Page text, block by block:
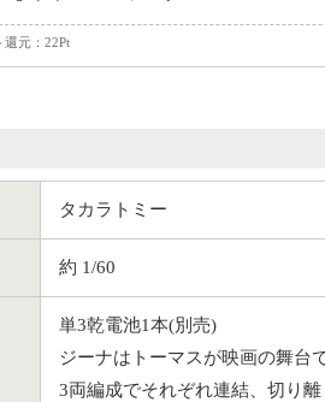
元：22Pt
タカラトミー
約 1/60
単3乾電池1本(別売)
ジーナはトーマスが映画の舞台
3両編成でそれぞれ連結、切り離